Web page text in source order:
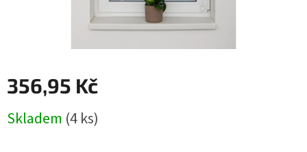
356,95 Kč
cena:
Skladem (4 ks)